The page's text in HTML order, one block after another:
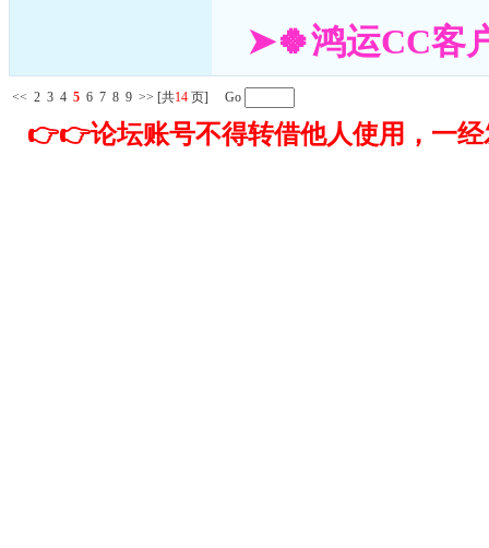
➤🍀鸿运CC客
<< 2 3 4 5 6 7 8 9 >> [共14 页] Go
👉👉论坛账号不得转借他人使用，一